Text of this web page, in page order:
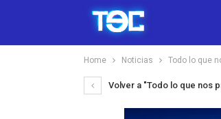
Home Noticias Todo lo que
Volver a "Todo lo que nos